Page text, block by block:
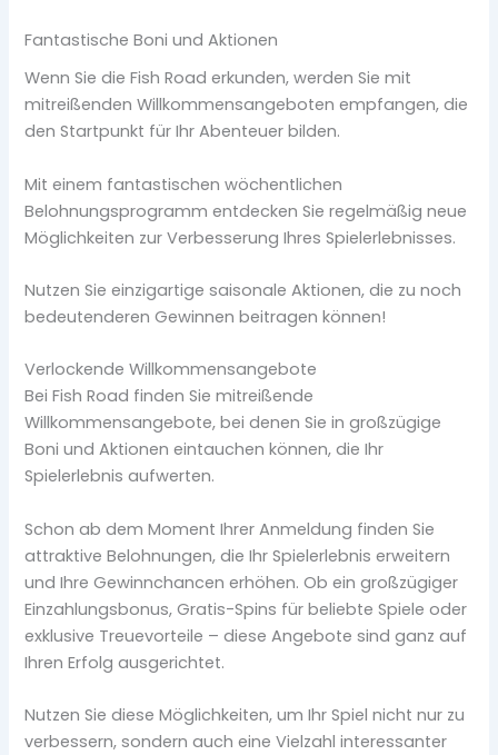
Fantastische Boni und Aktionen
Wenn Sie die Fish Road erkunden, werden Sie mit
mitreißenden Willkommensangeboten empfangen, die
den Startpunkt für Ihr Abenteuer bilden.
Mit einem fantastischen wöchentlichen
Belohnungsprogramm entdecken Sie regelmäßig neue
Möglichkeiten zur Verbesserung Ihres Spielerlebnisses.
Nutzen Sie einzigartige saisonale Aktionen, die zu noch
bedeutenderen Gewinnen beitragen können!
Verlockende Willkommensangebote
Bei Fish Road finden Sie mitreißende
Willkommensangebote, bei denen Sie in großzügige
Boni und Aktionen eintauchen können, die Ihr
Spielerlebnis aufwerten.
Schon ab dem Moment Ihrer Anmeldung finden Sie
attraktive Belohnungen, die Ihr Spielerlebnis erweitern
und Ihre Gewinnchancen erhöhen. Ob ein großzügiger
Einzahlungsbonus, Gratis-Spins für beliebte Spiele oder
exklusive Treuevorteile – diese Angebote sind ganz auf
Ihren Erfolg ausgerichtet.
Nutzen Sie diese Möglichkeiten, um Ihr Spiel nicht nur zu
verbessern, sondern auch eine Vielzahl interessanter